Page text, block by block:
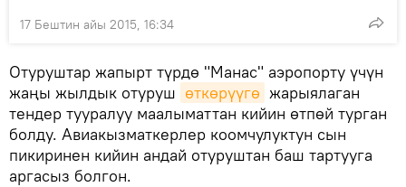
17 Бештин айы 2015, 16:34
Отуруштар жапырт түрдө "Манас" аэропорту үчүн
жаңы жылдык отуруш өткөрүүгө жарыялаган
тендер тууралуу маалыматтан кийин өтпөй турган
болду. Авиакызматкерлер коомчулуктун сын
пикиринен кийин андай отуруштан баш тартууга
аргасыз болгон.